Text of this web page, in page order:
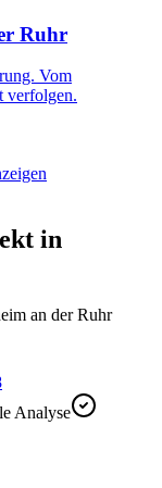
Ruhr
Vom
verfolgen.
in
an der Ruhr
Analyse